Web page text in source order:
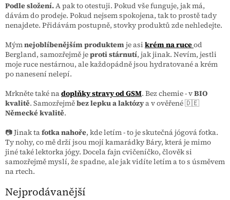
Podle složení.A pak to otestuji. Pokud vše funguje, jak má,
dávám do prodeje. Pokud nejsem spokojena, tak to prostě tady
nenajdete. Přidávám postupně, stovky produktů zde nehledejte.
Mýmnejoblíbenějším produktemje asi krém na ruceod
Bergland, samozřejmě jeproti stárnutí, jak jinak. Nevím, jestli
moje ruce nestárnou, ale každopádně jsou hydratované a krém
po nanesení nelepí.
Mrkněte také nadoplňky stravy od GSM. Bez chemie - vBIO
kvalitě. Samozřejměbez lepku a laktózya v ověřené🇩🇪
Německé kvalitě.
📷 Jinak tafotka nahoře, kde letím - to je skutečná jógová fotka.
Ty nohy, co mě drží jsou mojí kamarádky Báry, která je mimo
jiné také lektorka jógy. Docela fajn cvičeníčko, člověk si
samozřejmě myslí, že spadne, ale jak vidíte letím a to s úsměvem
na rtech.
Nejprodávanější